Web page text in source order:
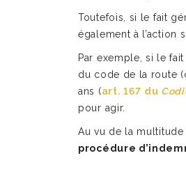
Toutefois, si le fait
également à l’action
Par exemple, si le
du code de la route
ans (art. 167 du
pour agir.
Au vu de la
procédure